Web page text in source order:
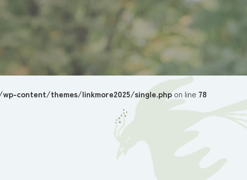
content/themes/linkmore2025/single.phpon line 78